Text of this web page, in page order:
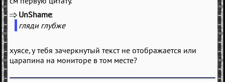
UnShame
гляди глубже
хуясе, у тебя зачеркнутый текст не отображается или
царапина на мониторе в том месте?